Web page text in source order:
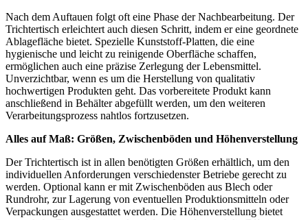
Nach dem Auftauen folgt oft eine Phase der Nachbearbeitung. Der
Trichtertisch erleichtert auch diesen Schritt, indem er eine geordnete
Ablagefläche bietet. Spezielle Kunststoff-Platten, die eine
hygienische und leicht zu reinigende Oberfläche schaffen,
ermöglichen auch eine präzise Zerlegung der Lebensmittel.
Unverzichtbar, wenn es um die Herstellung von qualitativ
hochwertigen Produkten geht. Das vorbereitete Produkt kann
anschließend in Behälter abgefüllt werden, um den weiteren
Verarbeitungsprozess nahtlos fortzusetzen.
Alles auf Maß: Größen, Zwischenböden und Höhenverstellung
Der Trichtertisch ist in allen benötigten Größen erhältlich, um den
individuellen Anforderungen verschiedenster Betriebe gerecht zu
werden. Optional kann er mit Zwischenböden aus Blech oder
Rundrohr, zur Lagerung von eventuellen Produktionsmitteln oder
Verpackungen ausgestattet werden. Die Höhenverstellung bietet